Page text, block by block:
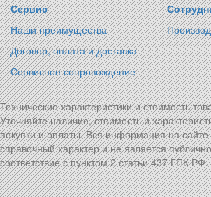
Сервис
Наши преимущества
Договор, оплата и доставка
Сервисное сопровождение
Технические характеристики и стоимость
Уточняйте наличие, стоимость и
покупки и оплаты. Вся информация на сайте
справочный характер и не является
соответствие с пунктом 2 статьи 437 ГПК РФ.